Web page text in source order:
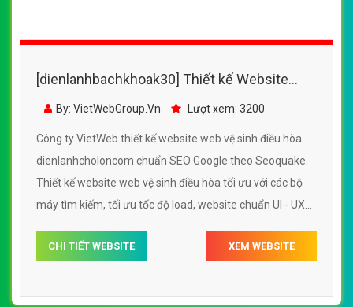
web vệ sinh điều hòa - dienlanhanhuycom
By: VietWebGroup.Vn Lượt xem: 3700
Công ty VietWeb thiết kế website web vệ sinh điều hòa
dienlanhanhuycom chuẩn SEO Google theo Seoquake.
máy tìm kiếm, tối ưu tốc độ load, website chuẩn UI - UX
giúp tăng trải nghiệm người dùng lướt website web vệ
sinh điều hòa dienlanhanhuycom
CHI TIẾT WEBSITE XEM WEBSITE